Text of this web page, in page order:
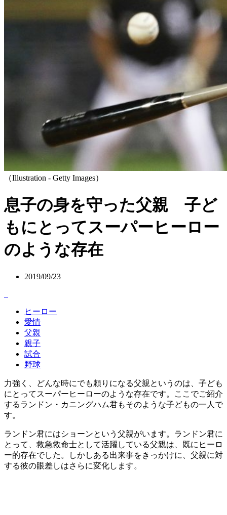
（Illustration - Getty Images）
息子の身を守った父親 子ど
もにとってスーパーヒーロー
のような存在
2019/09/23
ヒーロー
愛情
父親
親子
試合
野球
力強く、どんな時にでも頼りになる父親というのは、子ども
にとってスーパーヒーローのような存在です。ここでご紹介
するランドン・カニングハム君もそのような子どもの一人で
す。
ランドン君にはショーンという父親がいます。ランドン君に
とって、救急救命士として活躍している父親は、既にヒーロ
ー的存在でした。しかしある出来事をきっかけに、父親に対
する彼の眼差しはさらに変化します。